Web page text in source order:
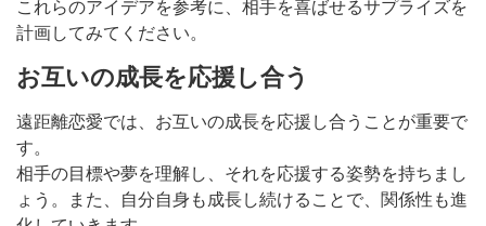
これらのアイデアを参考に、相手を喜ばせるサプライズを
計画してみてください。
お互いの成長を応援し合う
遠距離恋愛では、お互いの成長を応援し合うことが重要で
す。
相手の目標や夢を理解し、それを応援する姿勢を持ちまし
ょう。また、自分自身も成長し続けることで、関係性も進